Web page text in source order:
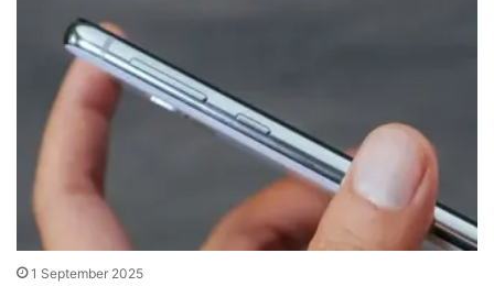
1 September 2025